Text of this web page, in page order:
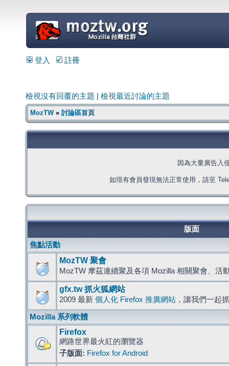
=
登入 註冊
檢視沒有回覆的主題 檢視最近討論的主題
MozTW» 討論區首頁
因為大量廣告入
如現有會員發現無法正常使用，請至
版面
焦點活動
MozTW 聚會
MozTW 摩茲連續聚及各項 Mozilla 相關聚會、活
gfx.tw 抓火狐網站
2009 最新 個人化 Firefox 推廣網站 ，讓我們一起
Mozilla 系列軟體
Firefox
網路世界最火紅的瀏覽器
子版面: Firefox for Android